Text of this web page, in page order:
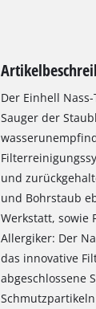
Der Einhell
Sauger der
und
und Bohrstaub
Werkstatt, sowie
Allergiker: Der
das innovative
abgeschlossene